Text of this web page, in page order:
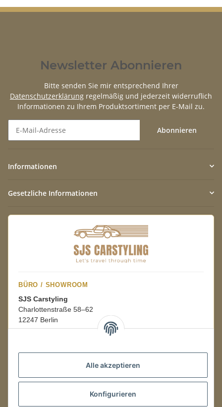
Alle akzeptieren
Konfigurieren
Newsletter Abonnieren
Bitte senden Sie mir entsprechend Ihrer
Datenschutzerklärung regelmäßig und jederzeit widerruflich
Informationen zu Ihrem Produktsortiment per E-Mail zu.
Abonnieren
Informationen
Gesetzliche Informationen
BÜRO / SHOWROOM
SJS Carstyling
Charlottenstraße 58–62
12247 Berlin
08:00–16:00 Uhr
LAGER / RETOUREN
Packmonster Fulfillment
SJS Carstyling Lager